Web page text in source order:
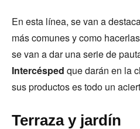
En esta línea, se van a
más comunes y como
se van a dar una serie de
Intercésped que darán en la
sus productos es todo un
Terraza y jardín